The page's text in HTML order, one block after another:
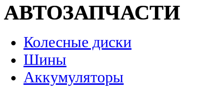
АВТОЗАПЧАСТИ
Колесные диски
Шины
Аккумуляторы